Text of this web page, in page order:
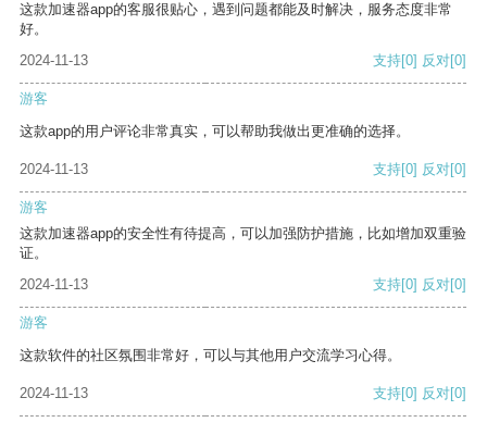
这款加速器app的客服很贴心，遇到问题都能及时解决，服务态度非常
好。
2024-11-13
支持[0] 反对[0]
游客
这款app的用户评论非常真实，可以帮助我做出更准确的选择。
2024-11-13 支持[0] 反对[0]
游客
这款加速器app的安全性有待提高，可以加强防护措施，比如增加双重验
证。
2024-11-13
支持[0] 反对[0]
游客
这款软件的社区氛围非常好，可以与其他用户交流学习心得。
2024-11-13 支持[0] 反对[0]